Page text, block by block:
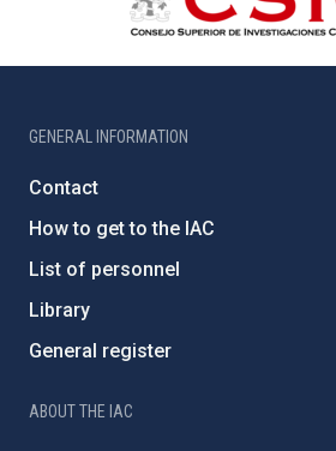
GENERAL INFORMATION
Contact
How to get to the IAC
List of personnel
Library
General register
ABOUT THE IAC